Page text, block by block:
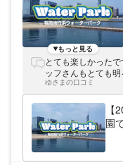
もっと見る
とても楽しかった
ッフさんもとても
ゆさまの口コミ
【
園